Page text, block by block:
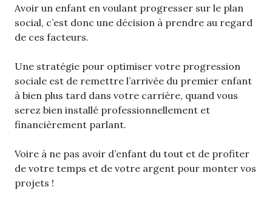
Avoir un enfant en voulant progresser sur le plan
social, c’est donc une décision à prendre au regard
de ces facteurs.
Une stratégie pour optimiser votre progression
sociale est de remettre l’arrivée du premier enfant
à bien plus tard dans votre carrière, quand vous
serez bien installé professionnellement et
financièrement parlant.
Voire à ne pas avoir d’enfant du tout et de profiter
de votre temps et de votre argent pour monter vos
projets !